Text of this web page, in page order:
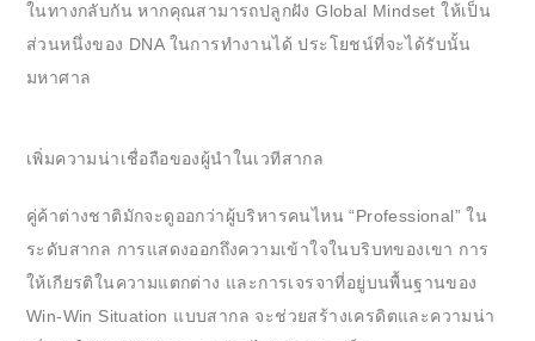
ในทางกลับกัน หากคุณสามารถปลูกฝัง Global Mindset ให้เป็น
ส่วนหนึ่งของ DNA ในการทำงานได้ ประโยชน์ที่จะได้รับนั้น
มหาศาล
เพิ่มความน่าเชื่อถือของผู้นำในเวทีสากล
คู่ค้าต่างชาติมักจะดูออกว่าผู้บริหารคนไหน “Professional” ใน
ระดับสากล การแสดงออกถึงความเข้าใจในบริบทของเขา การ
ให้เกียรติในความแตกต่าง และการเจรจาที่อยู่บนพื้นฐานของ
Win-Win Situation แบบสากล จะช่วยสร้างเครดิตและความน่า